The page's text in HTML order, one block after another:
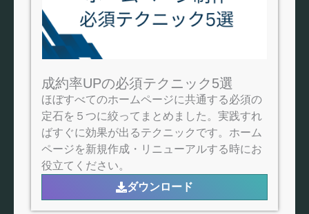
成約率UPの必須テクニック5選
ほぼすべてのホームページに共通する必須の
定石を５つに絞ってまとめました。実践すれ
ばすぐに効果が出るテクニックです。ホーム
ページを新規作成・リニューアルする時にお
役立てください。
ダウンロード